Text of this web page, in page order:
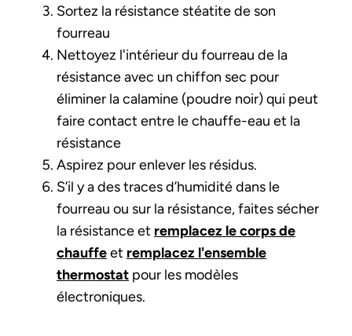
Sortez la résistance stéatite de son
fourreau
Nettoyez l'intérieur du fourreau de la
résistance avec un chiffon sec pour
éliminer la calamine (poudre noir) qui peut
faire contact entre le chauffe-eau et la
résistance
Aspirez pour enlever les résidus.
S’il y a des traces d’humidité dans le
fourreau ou sur la résistance, faites sécher
la résistance et remplacez le corps de
chauffeet remplacez l'ensemble
thermostat pour les modèles
électroniques.